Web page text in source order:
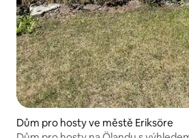
Dům pro hosty ve městě Eriksöre